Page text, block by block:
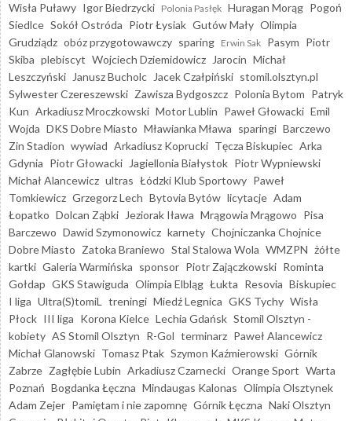
Wisła Puławy Igor Biedrzycki Polonia Pasłęk Huragan Morąg Pogoń
Siedlce Sokół Ostróda Piotr Łysiak Gutów Mały Olimpia
Grudziądz obóz przygotowawczy sparing Erwin Sak Pasym Piotr
Skiba plebiscyt Wojciech Dziemidowicz Jarocin Michał
Leszczyński
Janusz Bucholc Jacek Czałpiński stomil.olsztyn.pl
Sylwester Czereszewski Zawisza Bydgoszcz Polonia Bytom Patryk
Kun Arkadiusz Mroczkowski Motor Lublin Paweł Głowacki Emil
Wojda DKS Dobre Miasto Mławianka Mława sparingi Barczewo
Zin Stadion wywiad Arkadiusz Koprucki Tęcza Biskupiec Arka
Gdynia Piotr Głowacki Jagiellonia Białystok Piotr Wypniewski
Michał Alancewicz ultras Łódzki Klub Sportowy Paweł
Tomkiewicz Grzegorz Lech Bytovia Bytów licytacje Adam
Łopatko Dolcan Ząbki Jeziorak Iława Mrągowia Mrągowo Pisa
Barczewo Dawid Szymonowicz karnety Chojniczanka Chojnice
Dobre Miasto Zatoka Braniewo Stal Stalowa Wola WMZPN żółte
kartki Galeria Warmińska sponsor Piotr Zajączkowski Rominta
Gołdap GKS Stawiguda Olimpia Elbląg Łukta Resovia Biskupiec
I liga Ultra(S)tomiL treningi Miedź Legnica GKS Tychy Wisła
Płock III liga Korona Kielce Lechia Gdańsk Stomil Olsztyn -
kobiety AS Stomil Olsztyn R-Gol terminarz Paweł Alancewicz
Michał Glanowski Tomasz Ptak Szymon Kaźmierowski Górnik
Zabrze Zagłębie Lubin Arkadiusz Czarnecki Orange Sport Warta
Poznań Bogdanka Łęczna Mindaugas Kalonas Olimpia Olsztynek
Adam Zejer Pamiętam i nie zapomnę Górnik Łęczna Naki Olsztyn